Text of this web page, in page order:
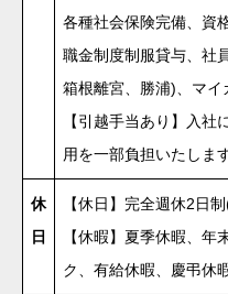
各種社会保険完備、資
職金制度制服貸与、社
箱根離宮、勝浦)、マイ
【引越手当あり】入
用を一部負担いたしま
休
日
【休日】完全週休2日
【休暇】夏季休暇、年
ク、有給休暇、慶弔休